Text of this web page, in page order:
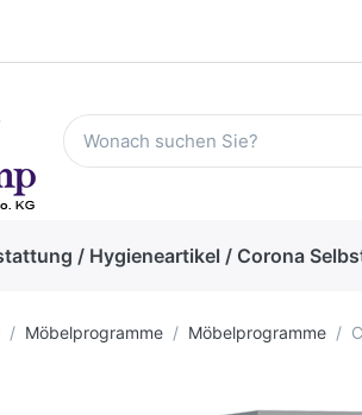
/ Hygieneartikel / Corona
Möbelprogramme Möbelprogramme